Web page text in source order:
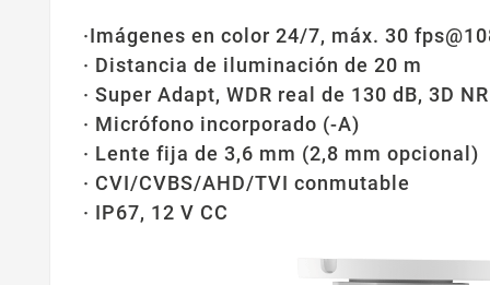
·Imágenes en color 24/7, máx. 30
· Distancia de iluminación de 20 m
· Super Adapt, WDR real de 130 dB, 3D NR
· Micrófono incorporado (-A)
· Lente fija de 3,6 mm (2,8 mm opcional)
· CVI/CVBS/AHD/TVI conmutable
· IP67, 12 V CC